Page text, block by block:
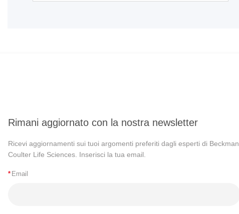
Rimani aggiornato con la nostra newsletter
Ricevi aggiornamenti sui tuoi argomenti preferiti dagli esperti di Beckman
Coulter Life Sciences. Inserisci la tua email.
* Email